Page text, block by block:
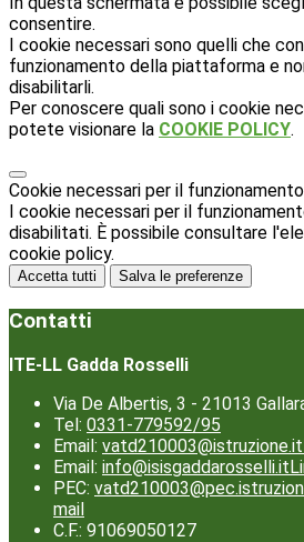
consentire.
I cookie necessari sono quelli che
funzionamento della piattaforma e
disabilitarli.
Per conoscere quali sono i cookie
potete visionare la COOKIE POLICY.
Cookie necessari per il funzionamento
I cookie necessari per il
disabilitati. È possibile consultare
cookie policy.
Accetta tutti Salva le preferenze
Contatti
ITE-LL Gadda Rosselli
Via De Albertis, 3 - 21013
Tel: 0331-779592/95
Email: vatd210003@istruzione.it
Email: info@isisgaddarosselli.it
PEC:
mail
C.F.: 91069050127